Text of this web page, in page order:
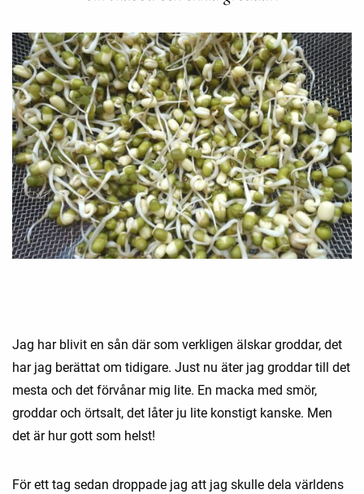
Jag har blivit en sån där som verkligen älskar groddar, det
har jag berättat om tidigare. Just nu äter jag groddar till det
mesta och det förvånar mig lite. En macka med smör,
groddar och örtsalt, det låter ju lite konstigt kanske. Men
det är hur gott som helst!
För ett tag sedan droppade jag att jag skulle dela världens